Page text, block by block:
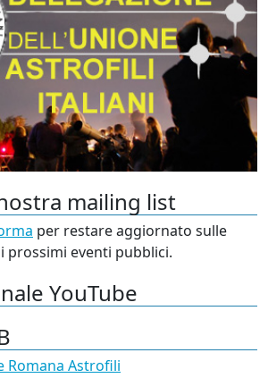
mailing list
per restare aggiornato sulle
prossimi eventi pubblici.
YouTube
Romana Astrofili